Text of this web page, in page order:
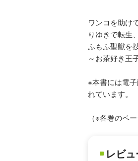
ワンコを助け
りゆきで転生
ふもふ聖獣を
～お茶好き王
※本書には電
れています。
（※各巻のペ
レビ